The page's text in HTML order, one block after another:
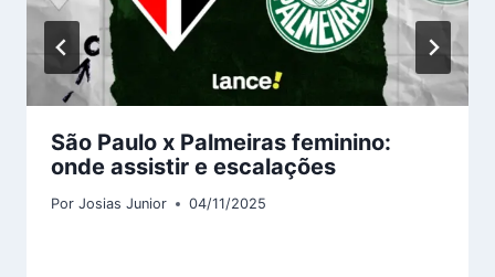
São Paulo x Palmeiras feminino:
onde assistir e escalações
Por Josias Junior 04/11/2025